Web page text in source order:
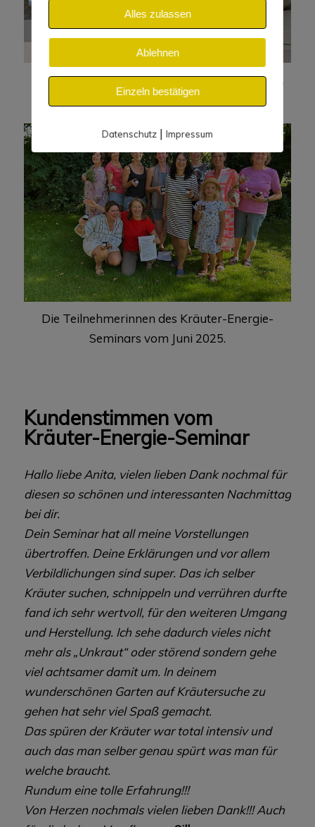
Die hergestellten Produkte einer Teilnehmerin,
die sie mit nach Hause nehmen konnte.
Die Teilnehmerinnen des Kräuter-Energie-
Seminars vom Juni 2025.
Kundenstimmen vom
Kräuter-Energie-Seminar
Hallo liebe Anita, vielen lieben Dank nochmal für
diesen so schönen und interessanten Nachmittag
bei dir.
Dein Seminar hat all meine Vorstellungen
übertroffen. Deine Erklärungen und vor allem
Verbildlichungen sind super. Das ich selber
Kräuter suchen, schnippeln und verrühren durfte
fand ich sehr wertvoll, für den weiteren Umgang
und Herstellung. Ich sehe dadurch vieles nicht
mehr als „Unkraut“ oder störend sondern gehe
viel achtsamer damit um. In deinem
wunderschönen Garten auf Kräutersuche zu
gehen hat sehr viel Spaß gemacht.
Das spüren der Kräuter war total intensiv und
auch das man selber genau spürt was man für
welche braucht.
Rundum eine tolle Erfahrung!!!
Von Herzen nochmals vielen lieben Dank!!! Auch
Alles zulassen
Ablehnen
Einzeln bestätigen
Datenschutz| Impressum